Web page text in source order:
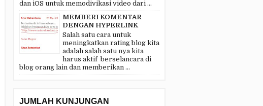
dan iOS untuk memodivikasi video dari ...
MEMBERI KOMENTAR
DENGAN HYPERLINK
Salah satu cara untuk
meningkatkan rating blog kita
adalah salah satu nya kita
harus aktif berselancara di
blog orang lain dan memberikan ...
JUMLAH KUNJUNGAN